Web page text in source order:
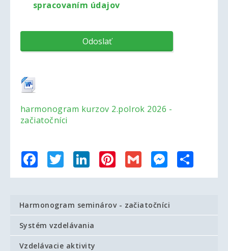
spracovaním údajov
harmonogram kurzov 2.polrok 2026 -
začiatočníci
FacebookTwitterLinkedInPinterest
Gmail Messenger
Harmonogram seminárov - začiatočníci
Systém vzdelávania
Vzdelávacie aktivity